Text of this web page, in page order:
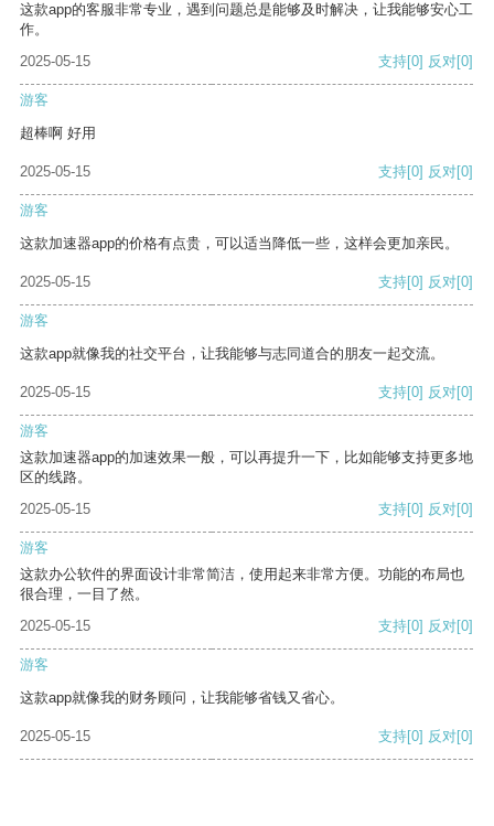
这款app的客服非常专业，遇到问题总是能够及时解决，让我能够安心工
作。
2025-05-15
支持[0] 反对[0]
游客
超棒啊 好用
2025-05-15 支持[0] 反对[0]
游客
这款加速器app的价格有点贵，可以适当降低一些，这样会更加亲民。
2025-05-15 支持[0] 反对[0]
游客
这款app就像我的社交平台，让我能够与志同道合的朋友一起交流。
2025-05-15 支持[0] 反对[0]
游客
这款加速器app的加速效果一般，可以再提升一下，比如能够支持更多地
区的线路。
2025-05-15
支持[0] 反对[0]
游客
这款办公软件的界面设计非常简洁，使用起来非常方便。功能的布局也
很合理，一目了然。
2025-05-15
支持[0] 反对[0]
游客
这款app就像我的财务顾问，让我能够省钱又省心。
2025-05-15 支持[0] 反对[0]